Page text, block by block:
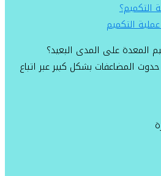
التكميم؟
التكميم
المعدة على المدى البعيد؟
المضاعفات بشكل كبير عبر اتباع